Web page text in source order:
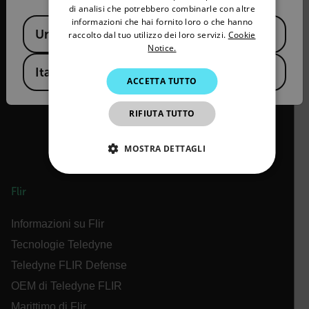
2026 © Flir Tutti i diritti riservati.
Flir
Informazioni su Flir
Tecnologie Teledyne
Teledyne FLIR Defense
OEM di Teledyne FLIR
Marittimo di Flir
Available Locations
United States
Italy
SPANISH
PORTUGUESE
KOREAN
JAPANESE
CHINESE
di analisi che potrebbero combinarle con altre
informazioni che hai fornito loro o che hanno
raccolto dal tuo utilizzo dei loro servizi. Cookie
Notice.
ACCETTA TUTTO
RIFIUTA TUTTO
MOSTRA DETTAGLI
FUNZIONALITÀ